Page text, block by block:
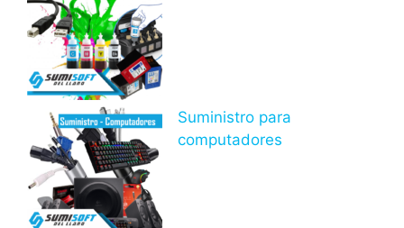
Suministro para
computadores